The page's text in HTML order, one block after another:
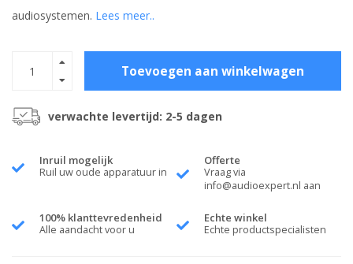
audiosystemen. Lees meer..
Toevoegen aan winkelwagen
verwachte levertijd: 2-5 dagen
Inruil mogelijk
Ruil uw oude apparatuur in
Offerte
Vraag via
info@audioexpert.nl aan
100% klanttevredenheid
Alle aandacht voor u
Echte winkel
Echte productspecialisten